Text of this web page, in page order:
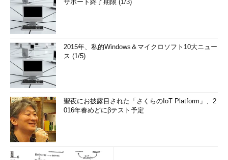
サポート終了期限 (1/3)
2015年、私的Windows＆マイクロソフト10大ニュー
ス (1/5)
聖夜にお披露目された「さくらのIoT Platform」、2
016年春めどにβテスト予定